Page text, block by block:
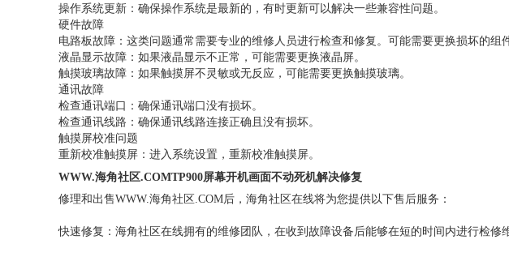
操作系统更新：确保操作系统是最新的，有时更新可以解决一些兼容性问题。
硬件故障
电路板故障：这类问题通常需要专业的维修人员进行检查和修复。可能需要更换损坏的组件
液晶显示故障：如果液晶显示不正常，可能需要更换液晶屏。
触摸玻璃故障：如果触摸屏不灵敏或无反应，可能需要更换触摸玻璃。
通讯故障
检查通讯端口：确保通讯端口没有损坏。
检查通讯线路：确保通讯线路连接正确且没有损坏。
触摸屏校准问题
重新校准触摸屏：进入系统设置，重新校准触摸屏。
WWW.海角社区.COMTP900屏幕开机画面不动死机解决修复
修理和出售WWW.海角社区.COM后，海角社区在线将为您提供以下售后服务：
快速修复：海角社区在线拥有的维修团队，在收到故障设备后能够在短的时间内进行检修维修